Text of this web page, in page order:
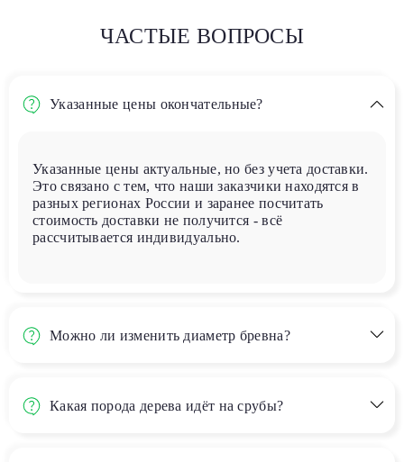
ЧАСТЫЕ ВОПРОСЫ
Указанные цены окончательные?
Указанные цены актуальные, но без учета доставки.
Это связано с тем, что наши заказчики находятся в
разных регионах России и заранее посчитать
стоимость доставки не получится - всё
рассчитывается индивидуально.
Можно ли изменить диаметр бревна?
Какая порода дерева идёт на срубы?